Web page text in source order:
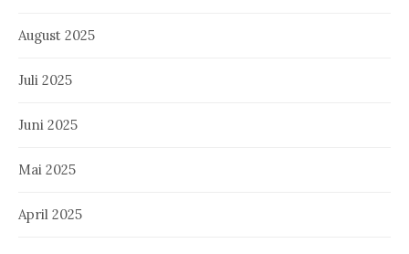
August 2025
Juli 2025
Juni 2025
Mai 2025
April 2025